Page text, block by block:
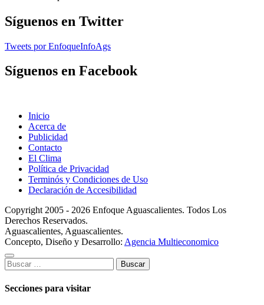
Síguenos en Twitter
Tweets por EnfoqueInfoAgs
Síguenos en Facebook
Inicio
Acerca de
Publicidad
Contacto
El Clima
Política de Privacidad
Terminós y Condiciones de Uso
Declaración de Accesibilidad
Copyright 2005 - 2026 Enfoque Aguascalientes. Todos Los
Derechos Reservados.
Aguascalientes, Aguascalientes.
Concepto, Diseño y Desarrollo: Agencia Multieconomico
Buscar:
Secciones para visitar